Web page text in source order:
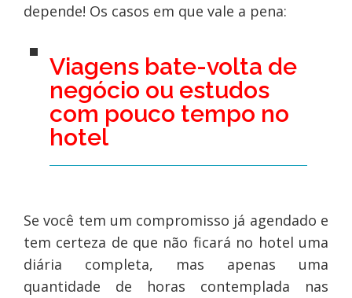
depende! Os casos em que vale a pena:
Viagens bate-volta de
negócio ou estudos
com pouco tempo no
hotel
Se você tem um compromisso já agendado e
tem certeza de que não ficará no hotel uma
diária completa, mas apenas uma
quantidade de horas contemplada nas